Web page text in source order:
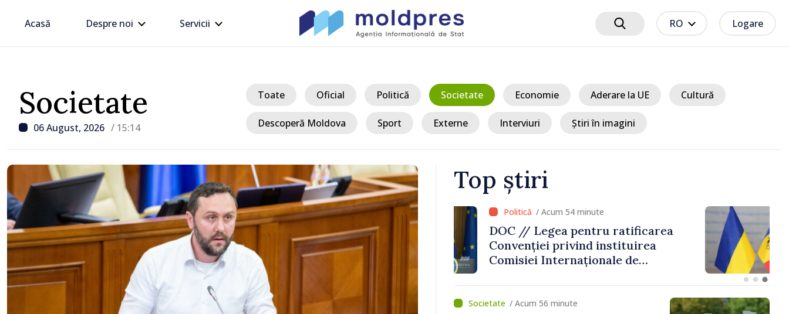
Acasă Despre noi Servicii RO Logare
Societate
06 August, 2026 / 15:14
Toate Oficial Politică Societate Economie Aderare la UE Cultură
Descoperă Moldova Sport Externe Interviuri Știri în imagini
Top știri
/ Acum 30 minute
Noul concept al politicii fiscale
pentru 2027, prezentat de premierul
Vasile Tofan: „Taxăm mai puțin
munca, stimulăm investițiile, taxăm
viciile și echilibrăm taxarea
consumului”
/ Acum 54 minute
DOC // Legea pentru ratificarea
Convenției privind instituirea
Comisiei Internaționale de
Reclamații pentru Ucraina,
/ Acum 56 minute